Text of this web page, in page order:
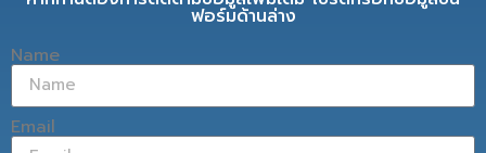
ฟอร์มด้านล่าง
Name
Email